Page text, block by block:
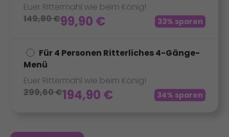
Euer Rittermahl wie beim König!
149,80€99,90 € 33% sparen
Für 4 Personen Ritterliches 4-Gänge-
Menü
Euer Rittermahl wie beim König!
299,60€194,90 € 34% sparen